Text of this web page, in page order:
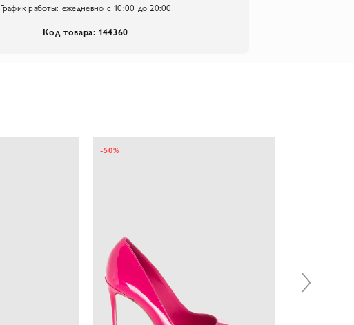
График работы: ежедневно с 10:00 до 20:00
Код товара: 144360
-50%